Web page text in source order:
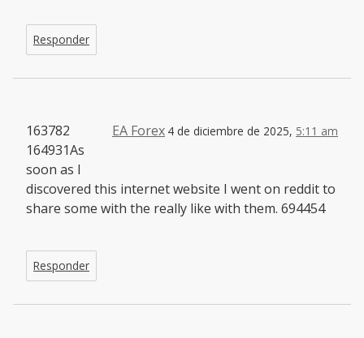
Responder
EA Forex 4 de diciembre de 2025, 5:11 am
163782
164931As
soon as I
discovered this internet website I went on reddit to
share some with the really like with them. 694454
Responder